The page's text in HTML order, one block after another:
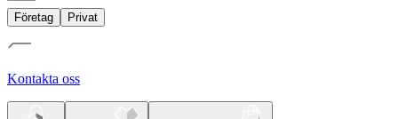
Företag Privat
Kontakta oss